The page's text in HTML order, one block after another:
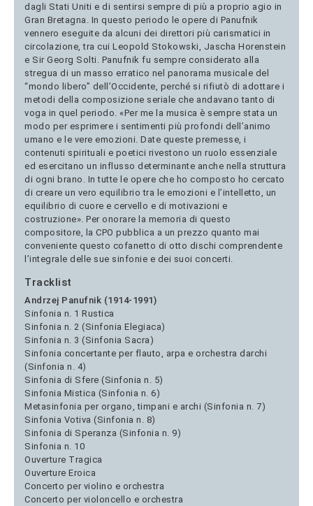
dagli Stati Uniti e di sentirsi sempre di più a proprio agio in
Gran Bretagna. In questo periodo le opere di Panufnik
vennero eseguite da alcuni dei direttori più carismatici in
circolazione, tra cui Leopold Stokowski, Jascha Horenstein
e Sir Georg Solti. Panufnik fu sempre considerato alla
stregua di un masso erratico nel panorama musicale del
“mondo libero” dell’Occidente, perché si rifiutò di adottare i
metodi della composizione seriale che andavano tanto di
voga in quel periodo. «Per me la musica è sempre stata un
modo per esprimere i sentimenti più profondi dell’animo
umano e le vere emozioni. Date queste premesse, i
contenuti spirituali e poetici rivestono un ruolo essenziale
ed esercitano un influsso determinante anche nella struttura
di ogni brano. In tutte le opere che ho composto ho cercato
di creare un vero equilibrio tra le emozioni e l’intelletto, un
equilibrio di cuore e cervello e di motivazioni e
costruzione». Per onorare la memoria di questo
compositore, la CPO pubblica a un prezzo quanto mai
conveniente questo cofanetto di otto dischi comprendente
l’integrale delle sue sinfonie e dei suoi concerti.
Tracklist
Andrzej Panufnik (1914-1991)
Sinfonia n. 1 Rustica
Sinfonia n. 2 (Sinfonia Elegiaca)
Sinfonia n. 3 (Sinfonia Sacra)
Sinfonia concertante per flauto, arpa e orchestra darchi
(Sinfonia n. 4)
Sinfonia di Sfere (Sinfonia n. 5)
Sinfonia Mistica (Sinfonia n. 6)
Metasinfonia per organo, timpani e archi (Sinfonia n. 7)
Sinfonia Votiva (Sinfonia n. 8)
Sinfonia di Speranza (Sinfonia n. 9)
Sinfonia n. 10
Ouverture Tragica
Ouverture Eroica
Concerto per violino e orchestra
Concerto per violoncello e orchestra